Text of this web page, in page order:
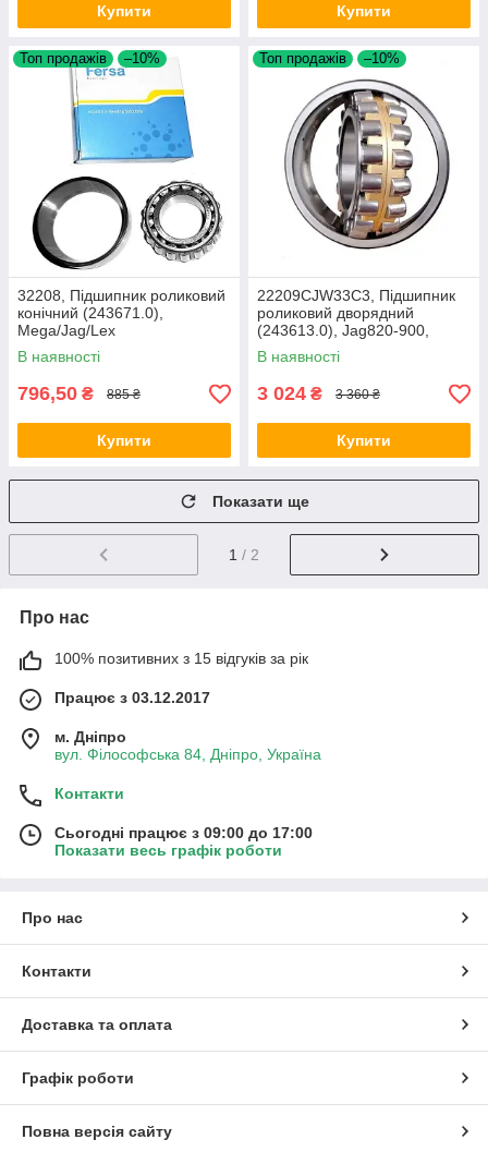
Купити Купити
Топ продажів –10%
32208, Підшипник роликовий
конічний (243671.0),
Mega/Jag/Lex
В наявності
796,50 ₴ 885 ₴
Купити
Топ продажів –10%
22209CJW33C3, Підшипник
роликовий дворядний
(243613.0), Jag820-900,
Com116/228
В наявності
3 024 ₴ 3 360 ₴
Купити
Показати ще
1 / 2
Про нас
100% позитивних з 15 відгуків за рік
Працює з 03.12.2017
м. Дніпро
вул. Філософська 84, Дніпро, Україна
Контакти
Сьогодні працює з 09:00 до 17:00
Показати весь графік роботи
Про нас
Контакти
Доставка та оплата
Графік роботи
Повна версія сайту